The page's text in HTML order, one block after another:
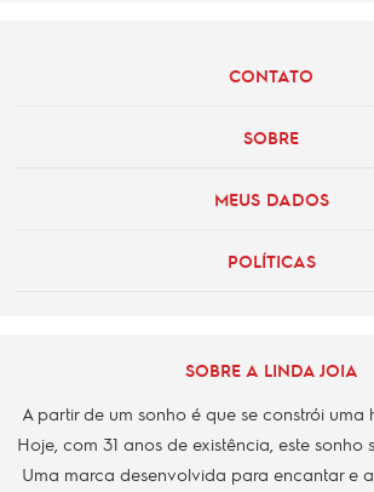
CONTATO
SOBRE
MEUS DADOS
POLÍTICAS
SOBRE A LINDA JOIA
A partir de um sonho é que se constrói uma
Hoje, com 31 anos de existência, este sonho
Uma marca desenvolvida para encantar e